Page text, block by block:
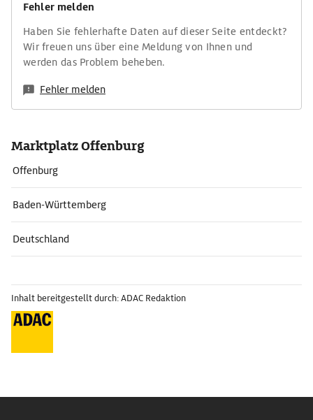
Fehler melden
Haben Sie fehlerhafte Daten auf dieser Seite entdeckt?
Wir freuen uns über eine Meldung von Ihnen und
werden das Problem beheben.
Fehler melden
Marktplatz Offenburg
Offenburg
Baden-Württemberg
Deutschland
Inhalt bereitgestellt durch: ADAC Redaktion